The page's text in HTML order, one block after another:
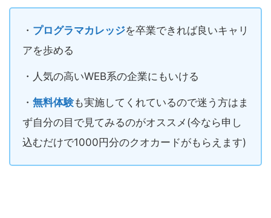
・ プログラマカレッジを卒業できれば良いキャリ
アを歩める
・人気の高いWEB系の企業にもいける
・ 無料体験も実施してくれているので迷う方はま
ず自分の目で見てみるのがオススメ(今なら申し
込むだけで1000円分のクオカードがもらえます)